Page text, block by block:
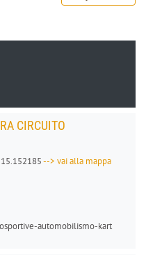
CIRCUITO
15.152185--> vai alla mappa
-automobilismo-kart